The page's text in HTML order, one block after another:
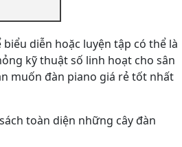
diễn hoặc luyện tập có thể là
kỹ thuật số linh hoạt cho sân
muốn đàn piano giá rẻ tốt nhất
toàn diện những cây đàn